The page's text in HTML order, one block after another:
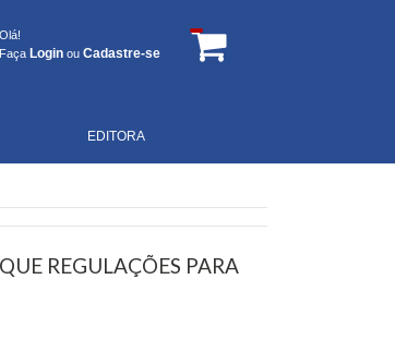
Olá!
Faça Login ou Cadastre-se
EDITORA
REGULAÇÕES PARA